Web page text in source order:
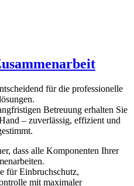
für die professionelle
Betreuung erhalten Sie
– zuverlässig, effizient und
dass alle Komponenten Ihrer
für Einbruchschutz,
mit maximaler